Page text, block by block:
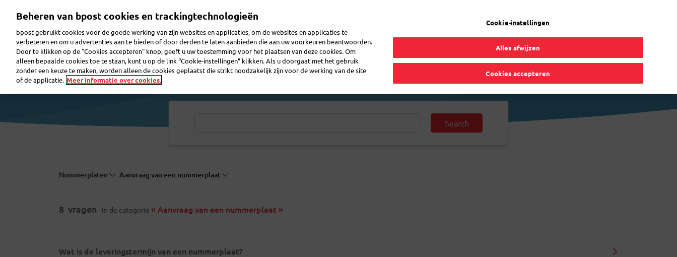
inhoud
Particulier
Pakje verzenden Pakje ontvangen Brief verzenden Post doorsturen Veelgestelde vragen eShop
Search
Nummerplaten Aanvraag van een nummerplaat
8 vragen in de categorie « Aanvraag van een nummerplaat »
Wat is de leveringstermijn van een nummerplaat?
Beheren van bpost cookies en trackingtechnologieën
bpost gebruikt cookies voor de goede werking van zijn websites en applicaties, om de websites en applicaties te
verbeteren en om u advertenties aan te bieden of door derden te laten aanbieden die aan uw voorkeuren beantwoorden.
Door te klikken op de "Cookies accepteren" knop, geeft u uw toestemming voor het plaatsen van deze cookies. Om
alleen bepaalde cookies toe te staan, kunt u op de link “Cookie-instellingen” klikken. Als u doorgaat met het gebruik
zonder een keuze te maken, worden alleen de cookies geplaatst die strikt noodzakelijk zijn voor de werking van de site
of de applicatie. Meer informatie over cookies.
Cookie-instellingen
Alles afwijzen
Cookies accepteren